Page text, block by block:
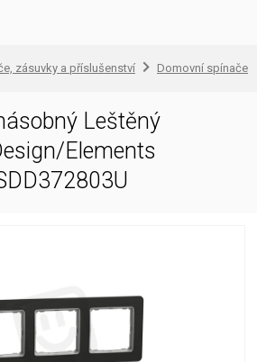
zásuvky a příslušenství Domovní spínače
Leštěný
Elements